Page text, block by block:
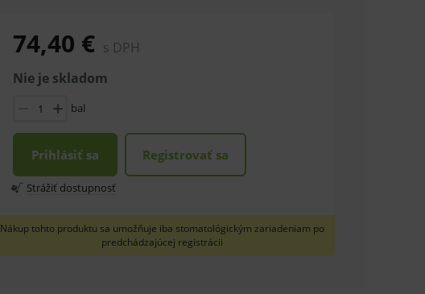
74,40 € s DPH
Nie je skladom
bal
Prihlásiť sa Registrovať sa
Strážiť dostupnosť
Nákup tohto produktu sa umožňuje iba stomatológickým zariadeniam po
predchádzajúcej registrácii